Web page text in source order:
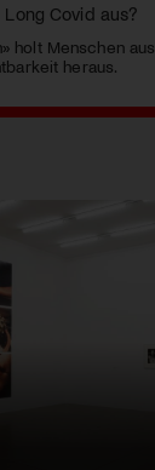
Covid aus?
holt Menschen
heraus.